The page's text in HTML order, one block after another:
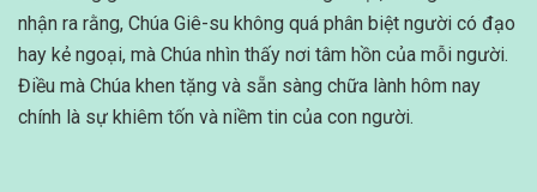
nhận ra rằng, Chúa Giê-su không quá phân biệt người có đạo
hay kẻ ngoại, mà Chúa nhìn thấy nơi tâm hồn của mỗi người.
Điều mà Chúa khen tặng và sẵn sàng chữa lành hôm nay
chính là sự khiêm tốn và niềm tin của con người.